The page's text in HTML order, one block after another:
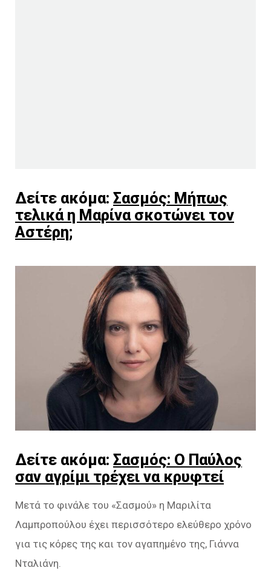
Δείτε ακόμα: Σασμός: Μήπως
τελικά η Μαρίνα σκοτώνει τον
Αστέρη;
Δείτε ακόμα: Σασμός: Ο Παύλος
σαν αγρίμι τρέχει να κρυφτεί
Μετά το φινάλε του «Σασμού» η Μαριλίτα
Λαμπροπούλου έχει περισσότερο ελεύθερο χρόνο
για τις κόρες της και τον αγαπημένο της, Γιάννα
Νταλιάνη.